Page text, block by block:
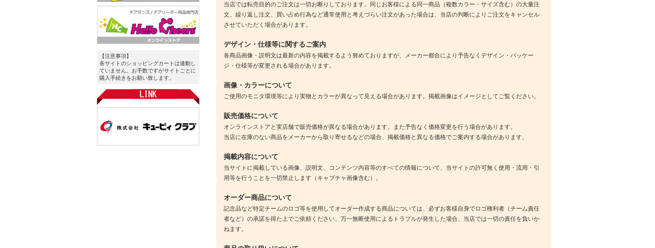
【注意事項】
各サイトのショッピングカートは連動し
ていません。お手数ですがサイトごとに
購入手続きをお願い致します。
当店では転売目的のご注文は一切お断りしております。同じお客様による同一商品（複数カラー・サイズ含む）の大量注
文、繰り返し注文、買い占め行為など通常使用と考えづらい注文があった場合は、当店の判断によりご注文をキャンセル
させていただく場合があります。
デザイン・仕様等に関するご案内
各商品画像・説明文は最新の内容を掲載するよう努めておりますが、メーカー都合により予告なくデザイン・パッケー
ジ・仕様等が変更される場合があります。
画像・カラーについて
ご使用のモニタ環境等により実物とカラーが異なって見える場合があります。掲載画像はイメージとしてご覧ください。
販売価格について
オンラインストアと実店舗で販売価格が異なる場合があります。また予告なく価格変更を行う場合があります。
当店に在庫のない商品をメーカーから取り寄せるなどの場合、掲載価格と異なる価格でご案内する場合があります。
掲載内容について
当サイトに掲載している画像、説明文、コンテンツ内容等のすべての情報について、当サイトの許可無く使用・流用・引
用等を行うことを一切禁止します（キャプチャ画像含む）。
オーダー商品について
記念品など特定チームのロゴ等を使用してオーダー作成する商品については、必ずお客様自身でロゴ権利者（チーム責任
者など）の承諾を得た上でご依頼ください。万一無断使用によるトラブルが発生した場合、当店では一切の責任を負いか
ねます。